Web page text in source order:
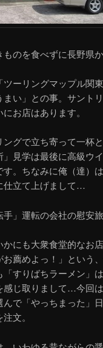
のを食べずに長野県
ツーリングマップル関
まい」との事。サント
お店はあります。
グで立ち寄って一杯
」見学は最後に高級ウ
す。ちなみに俺（達）
仕立て上げまして…
手」運転の会社の慰安
かにも大衆食堂的なお
お薦めよっ！」という
すりばちラーメン」
感じ取りまして…今回
んで「やっちまった」
文。